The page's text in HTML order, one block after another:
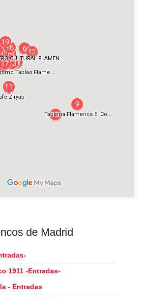
de Madrid
1911 -Entradas-
- Entradas